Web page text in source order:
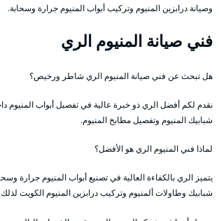
وصيانة درابزين المنيوم وتركيب أبواب المنيوم جرارة وسحابة.
فني صيانة المنيوم الري
هل تبحث عن فني صيانة المنيوم الري شاطر ورخيص؟
نقدم لكم أفضل الري ذو خبرة عالية في تفصيل أبواب المنيوم
شبابيك المنيوم وتفصيل مطابخ المنيوم.
لماذا فني المنيوم الري هو الأفضل؟
يتميز الري بالكفاءة العالية في تصنيع أبواب المنيوم جرارة
شبابيك وطاولات ألمنيوم وتركيب درابزين المنيوم الكويت لذلك